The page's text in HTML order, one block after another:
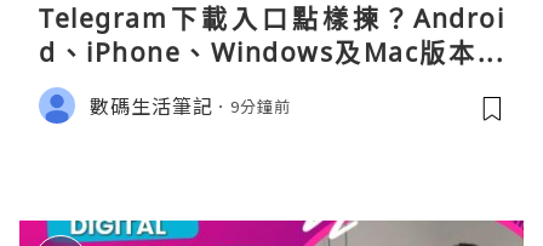
Telegram下載入口點樣揀？Androi
d、iPhone、Windows及Mac版本分
別
數碼生活筆記 9分鐘前